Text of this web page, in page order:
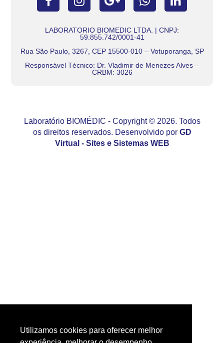
Utilizamos cookies para oferecer melhor
LABORATORIO BIOMEDIC LTDA. | CNPJ:
59.855.742/0001-41
Rua São Paulo, 3267, CEP 15500-010 – Votuporanga, SP
Responsável Técnico: Dr. Vladimir de Menezes Alves –
CRBM: 3026
Laboratório BIOMÉDIC - Copyright © 2026. Todos
os direitos reservados. Desenvolvido por GD
Virtual - Sites e Sistemas WEB